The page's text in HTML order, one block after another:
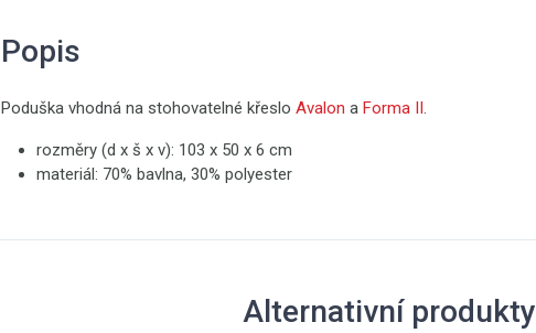
Popis
Poduška vhodná na stohovatelné křeslo Avalon a Forma II.
rozměry (d x š x v): 103 x 50 x 6 cm
materiál: 70% bavlna, 30% polyester
Alternativní produkty